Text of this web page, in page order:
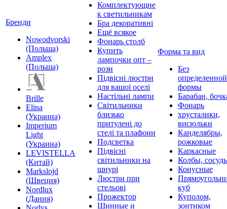
Бренди
Nowodvorski
(Польша)
Amplex
(Польша)
Brille
Elina
(Украина)
Imperium
Light
(Украина)
LEVISTELLA
(Китай)
Markslojd
(Швеция)
Nordlux
(Дания)
Комплектующие
к светильникам
Бра декоративні
Ещё всякое
Фонарь столб
Купить
лампочки опт –
розн
Підвісні люстри
для вашої оселі
Настільні лампи
Світильники
близько
притулені до
стелі та плафони
Подсветка
Підвісні
світильники на
шнурі
Люстри при
стельові
Прожектор
Шинные и
Форма та вид
Без
определенной
формы
Барабан,
Фонарь
хрусталики,
висюльки
Канделябры,
рожковые
Каркасные
Колбы,
Конусные
куб
Куполом,
зонтиком